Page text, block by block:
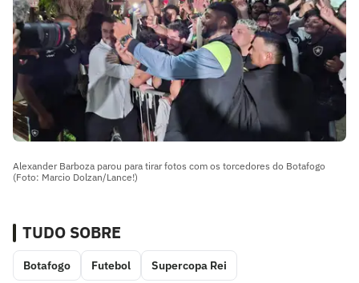
Alexander Barboza parou para tirar fotos com os torcedores do Botafogo
(Foto: Marcio Dolzan/Lance!)
TUDO SOBRE
Botafogo Futebol Supercopa Rei